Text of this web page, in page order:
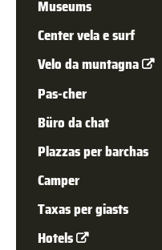
Museums
Center vela e surf
Velo da muntagna
Pas-cher
Büro da chat
Plazzas per barchas
Cam­per
Taxas per giasts
Hotels